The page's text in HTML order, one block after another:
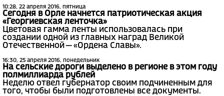
10:28, 22 апреля 2016, пятница
Сегодня в Орле начнется патриотическая акция
«Георгиевская ленточка»
Цветовая гамма ленты использовалась при
создании одной из главных наград Великой
Отечественной — «Ордена Славы».
16:30, 25 апреля 2016, понедельник
На сельские дороги выделено в регионе в этом году
полмиллиарда рублей
Неделю отвел губернатор своим подчиненным для
того, чтобы были подготовлены все документы.